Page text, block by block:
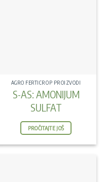
AGRO FERTICROP PROIZVODI
S-AS: AMONIJUM
SULFAT
PROČITAJTE JOŠ